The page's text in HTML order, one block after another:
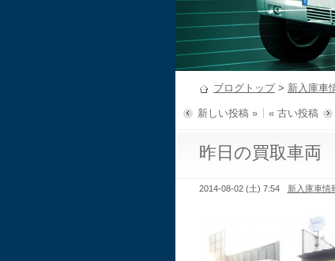
ブログトップ> 新入庫車
新しい投稿 » « 古い投稿
昨日の買取車
2014-08-02 (土) 7:54 新入庫車情